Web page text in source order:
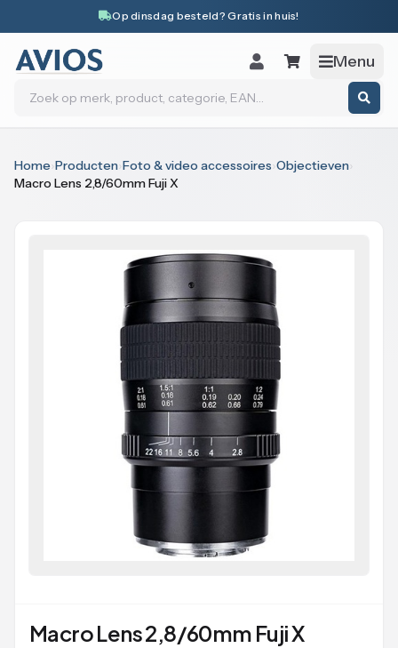
Op dinsdag besteld? Gratis in huis!
Menu
Zoeken
Home›Producten›Foto & video accessoires›Objectieven›
Macro Lens 2,8/60mm Fuji X
Macro Lens 2,8/60mm Fuji X